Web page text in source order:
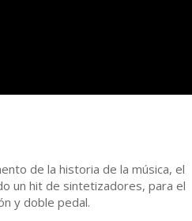
de la historia de la música, el
un hit de sintetizadores, para el
y doble pedal.